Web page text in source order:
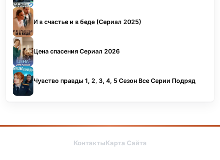
И в счастье и в беде (Сериал 2025)
Цена спасения Сериал 2026
Чувство правды 1, 2, 3, 4, 5 Сезон Все Серии Подряд
КонтактыКарта Сайта